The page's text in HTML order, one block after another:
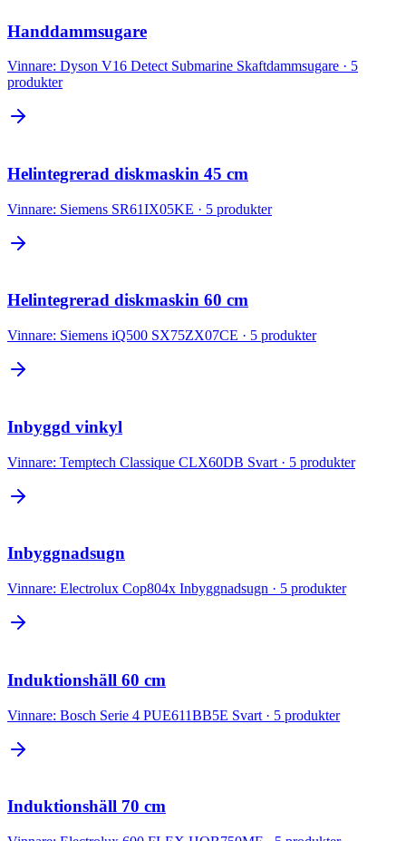
Handdammsugare
Vinnare: Dyson V16 Detect Submarine Skaftdammsugare · 5
produkter
Helintegrerad diskmaskin 45 cm
Vinnare: Siemens SR61IX05KE · 5 produkter
Helintegrerad diskmaskin 60 cm
Vinnare: Siemens iQ500 SX75ZX07CE · 5 produkter
Inbyggd vinkyl
Vinnare: Temptech Classique CLX60DB Svart · 5 produkter
Inbyggnadsugn
Vinnare: Electrolux Cop804x Inbyggnadsugn · 5 produkter
Induktionshäll 60 cm
Vinnare: Bosch Serie 4 PUE611BB5E Svart · 5 produkter
Induktionshäll 70 cm